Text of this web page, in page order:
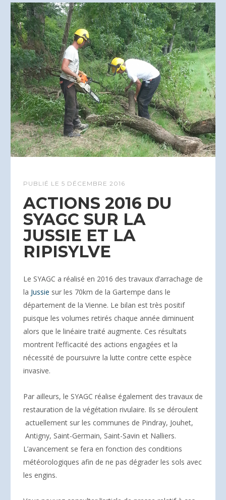
PUBLIÉ LE 5 DÉCEMBRE 2016
ACTIONS 2016 DU
SYAGC SUR LA
JUSSIE ET LA
RIPISYLVE
Le SYAGC a réalisé en 2016 des travaux d’arrachage de
la Jussie sur les 70km de la Gartempe dans le
département de la Vienne. Le bilan est très positif
puisque les volumes retirés chaque année diminuent
alors que le linéaire traité augmente. Ces résultats
montrent l’efficacité des actions engagées et la
nécessité de poursuivre la lutte contre cette espèce
invasive.
Par ailleurs, le SYAGC réalise également des travaux de
restauration de la végétation rivulaire. Ils se déroulent
actuellement sur les communes de Pindray, Jouhet,
Antigny, Saint-Germain, Saint-Savin et Nalliers.
L’avancement se fera en fonction des conditions
météorologiques afin de ne pas dégrader les sols avec
les engins.